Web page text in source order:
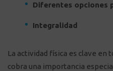
Diferentes opciones
Integralidad
La actividad física es clave en
cobra una importancia